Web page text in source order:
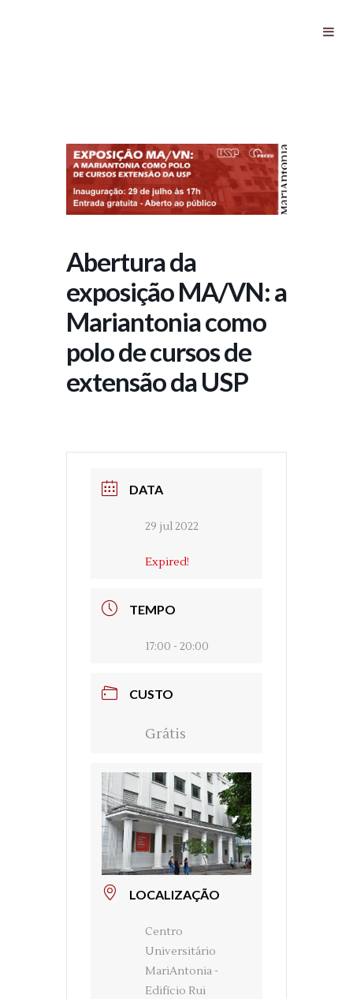
Abertura da
exposição MA/VN: a
Mariantonia como
polo de cursos de
extensão da USP
DATA
29 jul 2022
Expired!
TEMPO
17:00 - 20:00
CUSTO
Grátis
LOCALIZAÇÃO
Centro
Universitário
MariAntonia -
Edifício Rui